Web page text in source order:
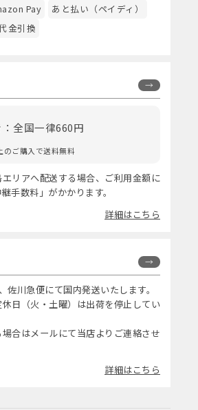
Pay
あと払い（ペイディ）
金引換
全国一律660円
のご購入で送料無料
リアへ配送する場合、ご利用金額に
手数料」がかかります。
詳細はこちら
佐川急便にて国内発送いたします。
日（火・土曜）は出荷を停止してい
合はメールにて当店よりご連絡させ
詳細はこちら